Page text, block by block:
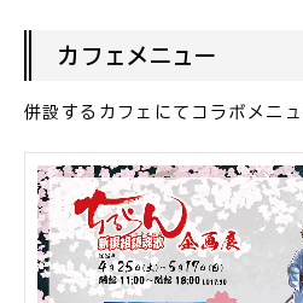
カフェメニュー
併設するカフェにてコラボメニュ